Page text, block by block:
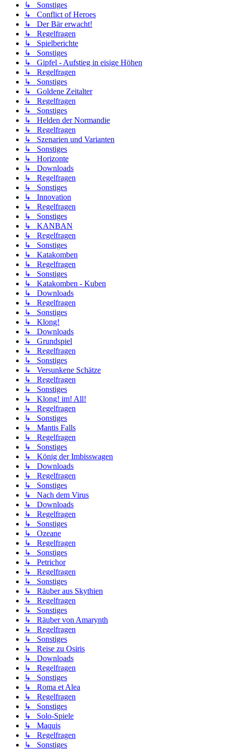
↳ Sonstiges
↳ Conflict of Heroes
↳ Der Bär erwacht!
↳ Regelfragen
↳ Spielberichte
↳ Sonstiges
↳ Gipfel - Aufstieg in eisige Höhen
↳ Regelfragen
↳ Sonstiges
↳ Goldene Zeitalter
↳ Regelfragen
↳ Sonstiges
↳ Helden der Normandie
↳ Regelfragen
↳ Szenarien und Varianten
↳ Sonstiges
↳ Horizonte
↳ Downloads
↳ Regelfragen
↳ Sonstiges
↳ Innovation
↳ Regelfragen
↳ Sonstiges
↳ KANBAN
↳ Regelfragen
↳ Sonstiges
↳ Katakomben
↳ Regelfragen
↳ Sonstiges
↳ Katakomben - Kuben
↳ Downloads
↳ Regelfragen
↳ Sonstiges
↳ Klong!
↳ Downloads
↳ Grundspiel
↳ Regelfragen
↳ Sonstiges
↳ Versunkene Schätze
↳ Regelfragen
↳ Sonstiges
↳ Klong! im! All!
↳ Regelfragen
↳ Sonstiges
↳ Mantis Falls
↳ Regelfragen
↳ Sonstiges
↳ König der Imbisswagen
↳ Downloads
↳ Regelfragen
↳ Sonstiges
↳ Nach dem Virus
↳ Downloads
↳ Regelfragen
↳ Sonstiges
↳ Ozeane
↳ Regelfragen
↳ Sonstiges
↳ Petrichor
↳ Regelfragen
↳ Sonstiges
↳ Räuber aus Skythien
↳ Regelfragen
↳ Sonstiges
↳ Räuber von Amarynth
↳ Regelfragen
↳ Sonstiges
↳ Reise zu Osiris
↳ Downloads
↳ Regelfragen
↳ Sonstiges
↳ Roma et Alea
↳ Regelfragen
↳ Sonstiges
↳ Solo-Spiele
↳ Maquis
↳ Regelfragen
↳ Sonstiges